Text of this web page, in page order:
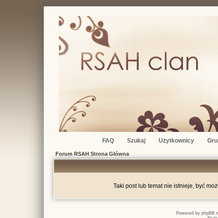
FAQ Szukaj Użytkownicy
Forum RSAH Strona Główna
Taki post lub temat nie istnieje, być
Powered by phpBB